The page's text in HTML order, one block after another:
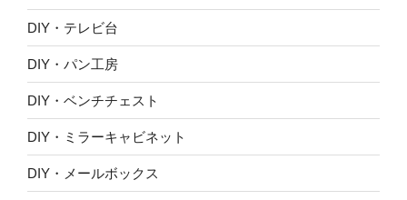
DIY・テレビ台
DIY・パン工房
DIY・ベンチチェスト
DIY・ミラーキャビネット
DIY・メールボックス